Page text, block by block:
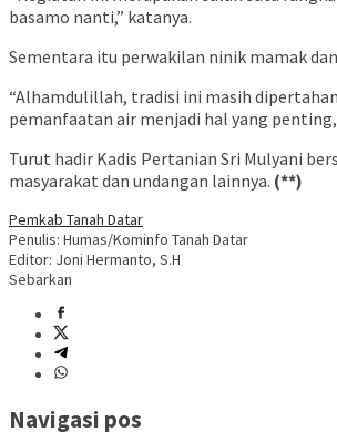
basamo nanti,” katanya.
Sementara itu perwakilan ninik mamak
“Alhamdulillah, tradisi ini masih
pemanfaatan air menjadi hal yang
Turut hadir Kadis Pertanian Sri Mulyani
masyarakat dan undangan lainnya. (**)
Pemkab Tanah Datar
Penulis: Humas/Kominfo Tanah Datar
Editor: Joni Hermanto, S.H
Sebarkan
Navigasi pos